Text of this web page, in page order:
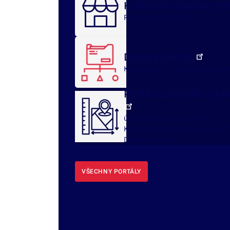
Královéhradecké
Registrace
Datový portál
Kraj v datech
Portál územního
územní plány obcí
Královéhradeckého kraje -
DMVS, část ÚAP
VŠECHNY PORTÁLY